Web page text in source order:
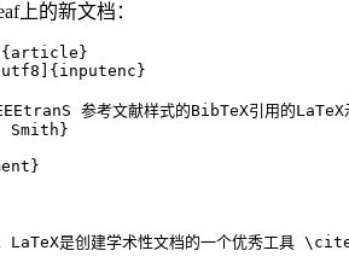
上的新文档：
{ article }
utf8 ]{ inputenc }
参考文献样式的BibTeX引用的LaTeX
Smith}
}
LaTeX是创建学术性文档的一个优秀工具